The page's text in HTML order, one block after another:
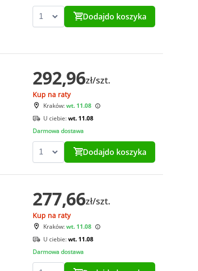
Dodajdo koszyka
292,96zł/szt.
Kup na raty
Kraków:wt. 11.08
U ciebie:wt. 11.08
Darmowa dostawa
Dodajdo koszyka
277,66zł/szt.
Kup na raty
Kraków:wt. 11.08
U ciebie:wt. 11.08
Darmowa dostawa